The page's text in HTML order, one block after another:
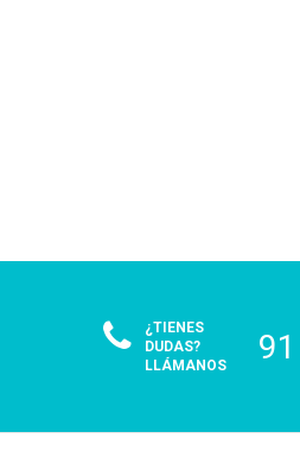
¿TIENES
DUDAS?
LLÁMANOS